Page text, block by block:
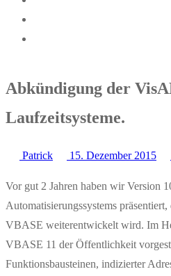
Abkündigung der
Laufzeitsysteme.
Patrick 15. Dezember 2015
Vor gut 2 Jahren haben wir Version
Automatisierungssystems
VBASE weiterentwickelt wird. Im
VBASE 11 der Öffentlichkeit
Funktionsbausteinen, indizierter